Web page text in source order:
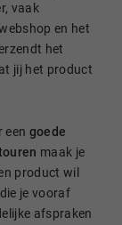
vaak
en het
het
jij het product
een goede
maak je
product wil
je vooraf
afspraken